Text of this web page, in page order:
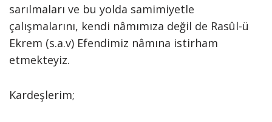
sarılmaları ve bu yolda samimiyetle
çalışmalarını, kendi nâmımıza değil de Rasûl-ü
Ekrem (s.a.v) Efendimiz nâmına istirham
etmekteyiz.
Kardeşlerim;